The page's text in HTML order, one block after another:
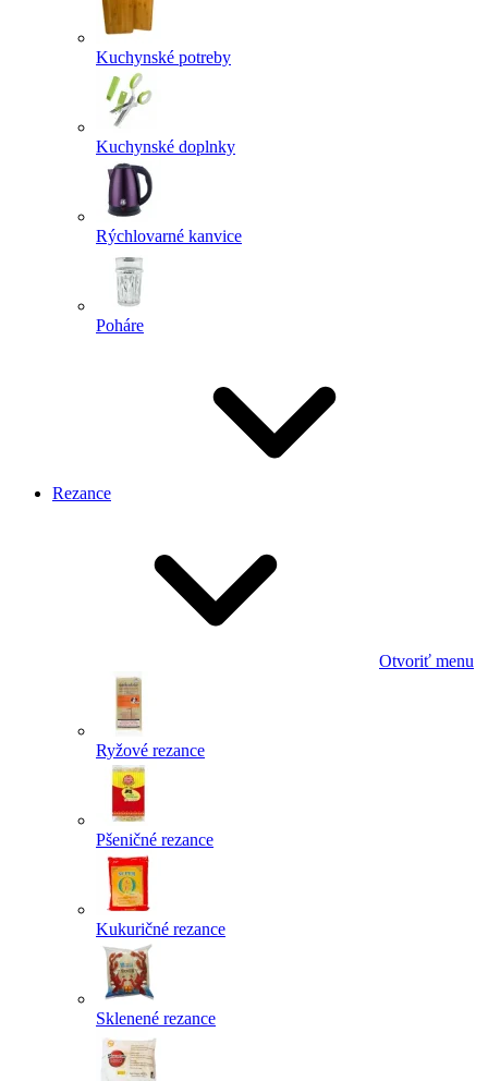
Kuchynské potreby
Kuchynské doplnky
Rýchlovarné kanvice
Poháre
Rezance
Otvoriť menu
Ryžové rezance
Pšeničné rezance
Kukuričné rezance
Sklenené rezance